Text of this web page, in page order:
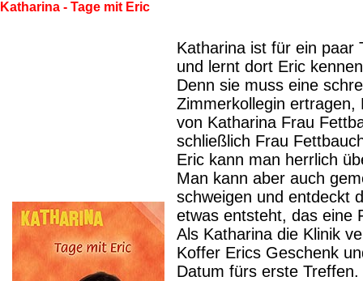
Katharina - Tage mit Eric
Katharina ist für ein paar
und lernt dort Eric
Denn sie muss eine
Zimmerkollegin ertragen,
von Katharina Frau
schließlich Frau
Eric kann man herrlich
Man kann aber auch
schweigen und entdeckt
etwas entsteht, das eine
Als Katharina die Klinik
Koffer Erics Geschenk
Datum fürs erste Treffen.